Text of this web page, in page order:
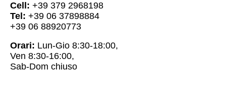
Cell: +39 379 2968198
Tel: +39 06 37898884
+39 06 88920773
Orari: Lun-Gio 8:30-18:00,
Ven 8:30-16:00,
Sab-Dom chiuso